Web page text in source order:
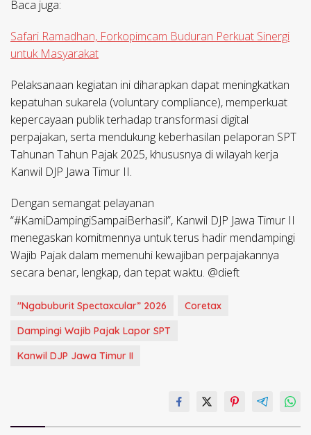
Baca juga:
Safari Ramadhan, Forkopimcam Buduran Perkuat Sinergi
untuk Masyarakat
Pelaksanaan kegiatan ini diharapkan dapat meningkatkan
kepatuhan sukarela (voluntary compliance), memperkuat
kepercayaan publik terhadap transformasi digital
perpajakan, serta mendukung keberhasilan pelaporan SPT
Tahunan Tahun Pajak 2025, khususnya di wilayah kerja
Kanwil DJP Jawa Timur II.
Dengan semangat pelayanan
“#KamiDampingiSampaiBerhasil”, Kanwil DJP Jawa Timur II
menegaskan komitmennya untuk terus hadir mendampingi
Wajib Pajak dalam memenuhi kewajiban perpajakannya
secara benar, lengkap, dan tepat waktu. @dieft
"Ngabuburit Spectaxcular” 2026
Coretax
Dampingi Wajib Pajak Lapor SPT
Kanwil DJP Jawa Timur II